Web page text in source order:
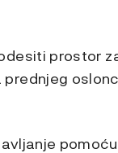
prostor